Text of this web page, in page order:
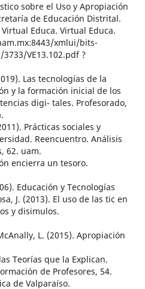
sobre el Uso y Apropiación
de Educación Distrital.
Educa. Virtual Educa.
xmlui/bits-
VE13.102.pdf ?
Las tecnologías de la
y la formación inicial de los
digi- tales. Profesorado,
Prácticas sociales y
Reencuentro. Análisis
62. uam.
encierra un tesoro.
Educación y Tecnologías
J. (2013). El uso de las tic en
y disimulos.
L. (2015). Apropiación
Teorías que la Explican.
de Profesores, 54.
de Valparaíso.